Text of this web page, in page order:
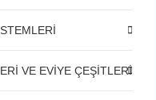
VE EVİYE ÇEŞİTLERİ